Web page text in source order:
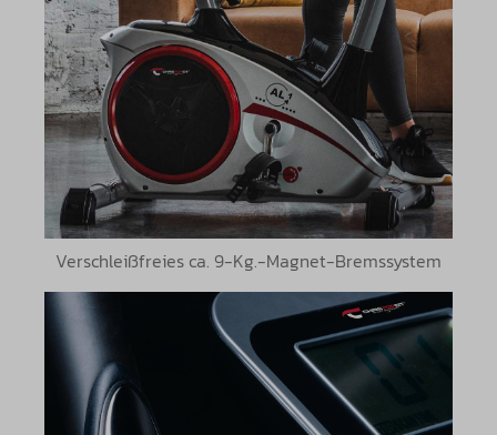
Verschleißfreies ca. 9-Kg.-Magnet-Bremssystem